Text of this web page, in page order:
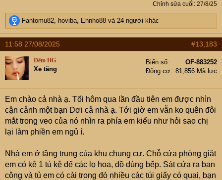
Chỉnh sửa cuối: 27/8/25
R
e
a
c
t
i
o
n
s
:
Fantomu82, hoviba, Ennho88 và 24 người khác
11:58 27/08/2025 #13,183
Đêm HG
Xe tăng
Biển số
OF-883252
Động cơ
81,856 Mã lực
Em chào cả nhà ạ. Tối hôm qua lần đầu tiên em được nhìn
cận cảnh một bạn Dơi cả nhà ạ. Tới giờ em vẫn ko quên đôi
mắt trong veo của nó nhìn ra phía em kiểu như hỏi sao chị
lại làm phiền em ngủ í.
Nhà em ở tầng trung của khu chung cư. Chỗ cửa phòng giặt
em có kê 1 tủ kệ để các lọ hoa, đồ dùng bếp. Sát cửa ra ban
công và tủ em có cài trong đó nhiều các túi giấy có quai, bạn